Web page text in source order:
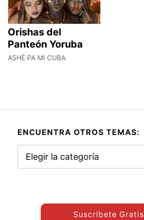
Orishas del
Panteón Yoruba
ASHÉ PA MI CUBA
ENCUENTRA OTROS TEMAS:
otros
Suscríbete Gratis